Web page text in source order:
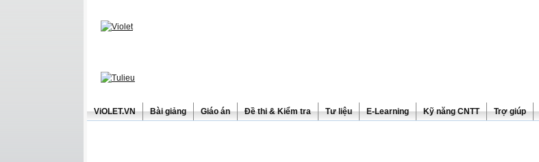
ViOLET.VN Bài giảng Giáo án Đề thi & Kiểm tra Tư liệu E-Learning Kỹ năng CNTT Trợ giúp